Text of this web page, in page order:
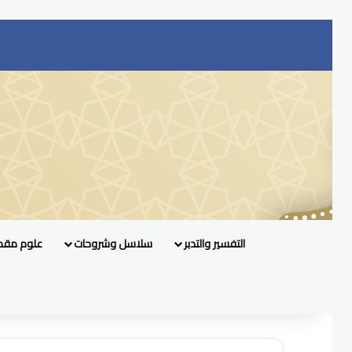
التفسير والتدبر سلاسل وشروحات علوم